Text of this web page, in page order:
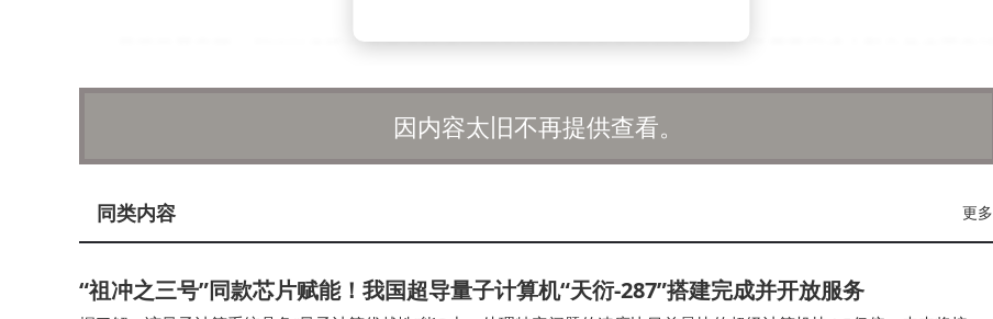
尽管前景广阔，但YKK也指出了将该技术应用于日常服饰所面临的挑战。除了需要完成小型化并内置电池
外，还必须增设安全防护机制，以防止拉链在运行过程中夹住异物，确保用户的安全。
因内容太旧不再提供查看。
更多
同类内容
“祖冲之三号”同款芯片赋能！我国超导量子计算机“天衍-287”搭建完成并开放服务